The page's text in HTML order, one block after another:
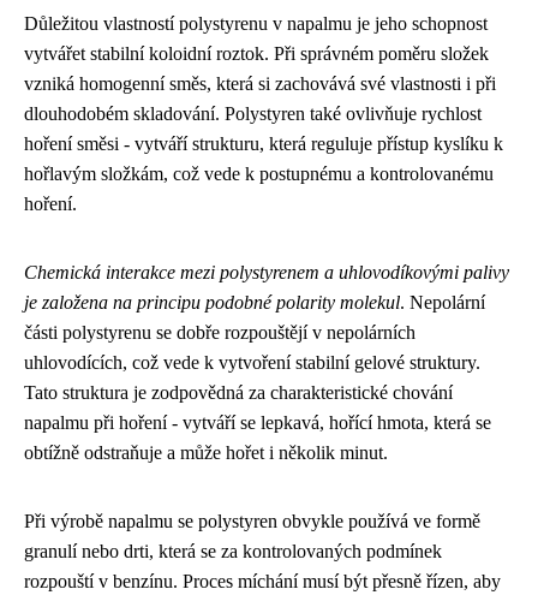
Důležitou vlastností polystyrenu v napalmu je jeho schopnost
vytvářet stabilní koloidní roztok. Při správném poměru složek
vzniká homogenní směs, která si zachovává své vlastnosti i při
dlouhodobém skladování. Polystyren také ovlivňuje rychlost
hoření směsi - vytváří strukturu, která reguluje přístup kyslíku k
hořlavým složkám, což vede k postupnému a kontrolovanému
hoření.
Chemická interakce mezi polystyrenem a uhlovodíkovými palivy
je založena na principu podobné polarity molekul. Nepolární
části polystyrenu se dobře rozpouštějí v nepolárních
uhlovodících, což vede k vytvoření stabilní gelové struktury.
Tato struktura je zodpovědná za charakteristické chování
napalmu při hoření - vytváří se lepkavá, hořící hmota, která se
obtížně odstraňuje a může hořet i několik minut.
Při výrobě napalmu se polystyren obvykle používá ve formě
granulí nebo drti, která se za kontrolovaných podmínek
rozpouští v benzínu. Proces míchání musí být přesně řízen, aby